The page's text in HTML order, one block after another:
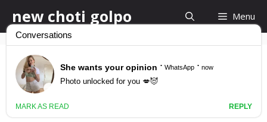
to
content
new choti golpo Menu
কামসূত্র | bangla
Kamasutra